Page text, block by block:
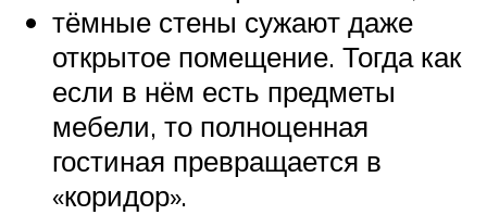
тёмные стены сужают даже
открытое помещение. Тогда как
если в нём есть предметы
мебели, то полноценная
гостиная превращается в
«коридор».